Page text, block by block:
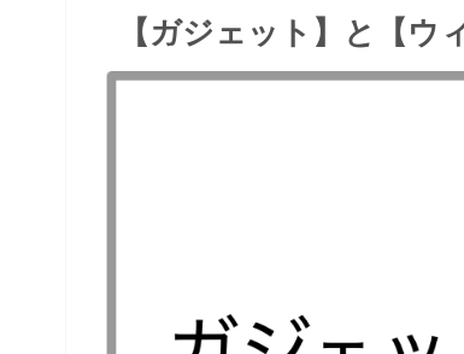
【ガジェット】と【